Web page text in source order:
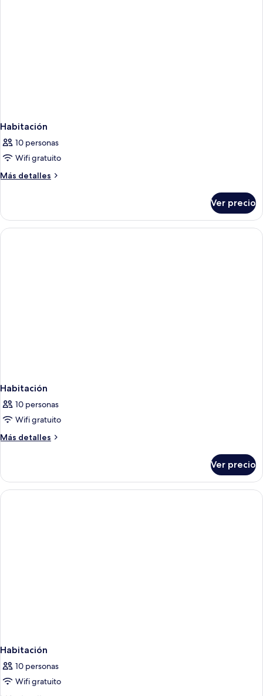
Habitación
10 personas
Wifi gratuito
Más detalles
Más
Ver precio
Habitación
10 personas
Wifi gratuito
Más detalles
Más
Ver precio
Habitación
10 personas
Wifi gratuito